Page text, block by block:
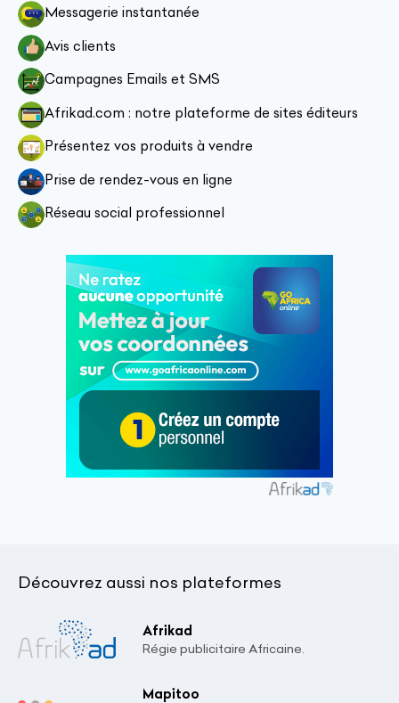
Messagerie instantanée
Avis clients
Campagnes Emails et SMS
Afrikad.com : notre plateforme de sites éditeurs
Présentez vos produits à vendre
Prise de rendez-vous en ligne
Réseau social professionnel
Découvrez aussi nos plateformes
Afrikad
Régie publicitaire Africaine.
Mapitoo